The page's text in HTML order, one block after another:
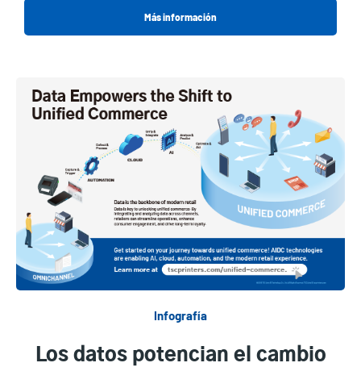
Más información
Infografía
Los datos potencian el cambio